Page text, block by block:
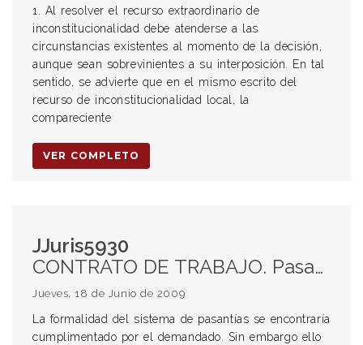
1. Al resolver el recurso extraordinario de
inconstitucionalidad debe atenderse a las
circunstancias existentes al momento de la decisión,
aunque sean sobrevinientes a su interposición. En tal
sentido, se advierte que en el mismo escrito del
recurso de inconstitucionalidad local, la
compareciente
VER COMPLETO
JJuris5930
CONTRATO DE TRABAJO. Pasantía Educativa. Primacía de la realidad. Interés del pasante. Declaración de inconstitucionalidad. Fraude laboral.
Jueves, 18 de Junio de 2009
La formalidad del sistema de pasantías se encontraría
cumplimentado por el demandado. Sin embargo ello